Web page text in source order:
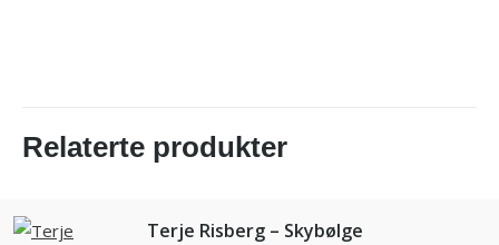
Relaterte produkter
Terje Risberg – Skybølge